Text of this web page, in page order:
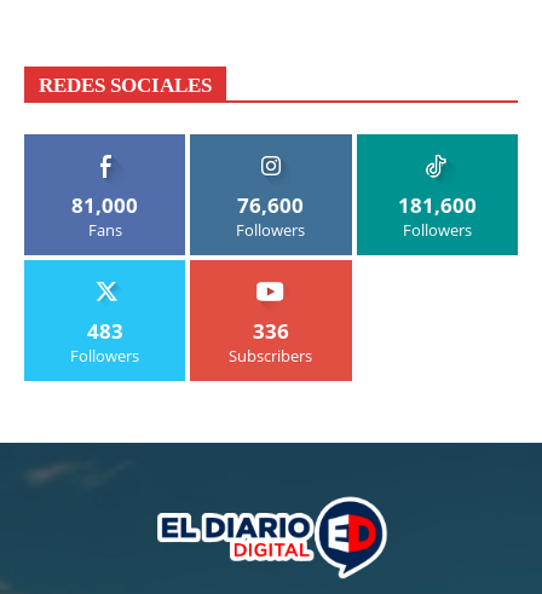
REDES SOCIALES
81,000
Fans
76,600
Followers
181,600
Followers
483
Followers
336
Subscribers